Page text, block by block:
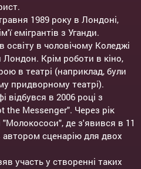
1989 року в Лондоні,
емігрантів з Уганди.
в чоловічому Коледжі
Лондон. Крім роботи в кіно,
в театрі (наприклад, були
придворному театрі).
відбувся в 2006 році з
the Messenger". Через рік
"Молокососи", де з'явився в 11
автором сценарію для двох
участь у створенні таких